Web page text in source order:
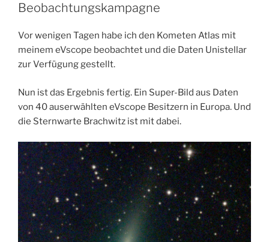
Beobachtungskampagne
Vor wenigen Tagen habe ich den Kometen Atlas mit
meinem eVscope beobachtet und die Daten Unistellar
zur Verfügung gestellt.
Nun ist das Ergebnis fertig. Ein Super-Bild aus Daten
von 40 auserwählten eVscope Besitzern in Europa. Und
die Sternwarte Brachwitz ist mit dabei.